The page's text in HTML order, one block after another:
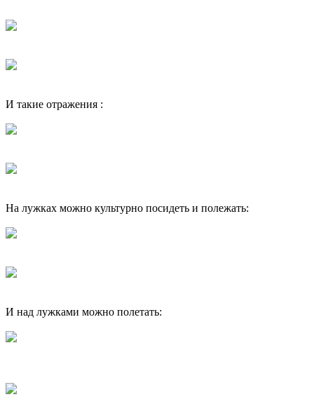
И такие отражения :
На лужках можно культурно посидеть и полежать:
И над лужками можно полетать: